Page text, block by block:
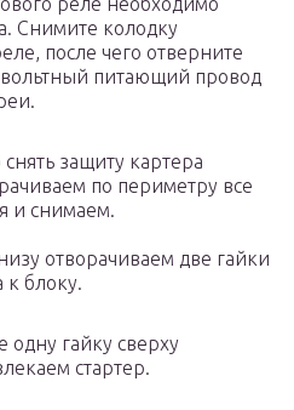
Снимите колодку
после чего отверните
питающий провод
защиту картера
по периметру все
и снимаем.
отворачиваем две гайки
к блоку.
одну гайку сверху
стартер.